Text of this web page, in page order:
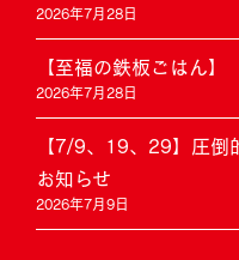
2026年7月28日
【至福の鉄板ごはん】
2026年7月28日
【7/9、19、29】圧倒
お知らせ
2026年7月9日